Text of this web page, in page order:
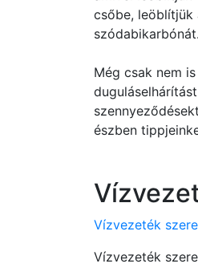
csőbe, leöblítjük
szódabikarbónát.
Még csak nem
észben
Vízvezeték
Vízvezeték